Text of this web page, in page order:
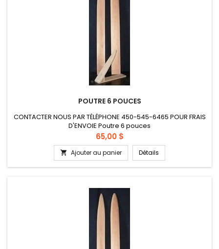
POUTRE 6 POUCES
CONTACTER NOUS PAR TÉLÉPHONE 450-545-6465 POUR FRAIS
D'ENVOIE Poutre 6 pouces
Prix
65,00 $
 Ajouter au panier Détails